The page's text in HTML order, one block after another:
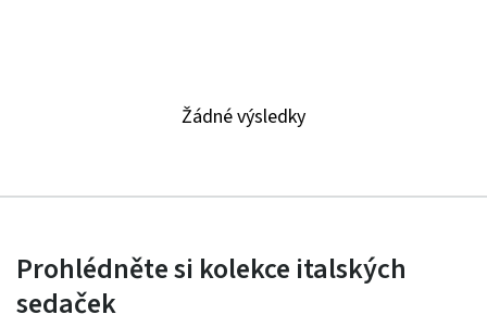
Žádné výsledky
Prohlédněte si kolekce italských
sedaček